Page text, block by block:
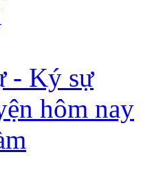
- Ký sự
hôm nay